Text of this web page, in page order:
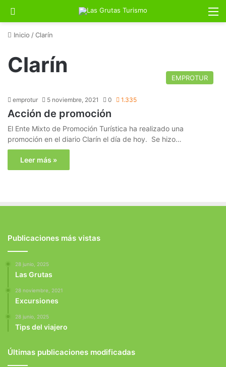
Inicio /Clarín
Clarín
EMPROTUR
emprotur 5 noviembre, 2021 0 1.335
Acción de promoción
El Ente Mixto de Promoción Turística ha realizado una
promoción en el diario Clarín el día de hoy. Se hizo…
Leer más »
Publicaciones más vistas
28 junio, 2025
Las Grutas
28 noviembre, 2021
Excursiones
28 junio, 2025
Tips del viajero
Últimas publicaciones modificadas